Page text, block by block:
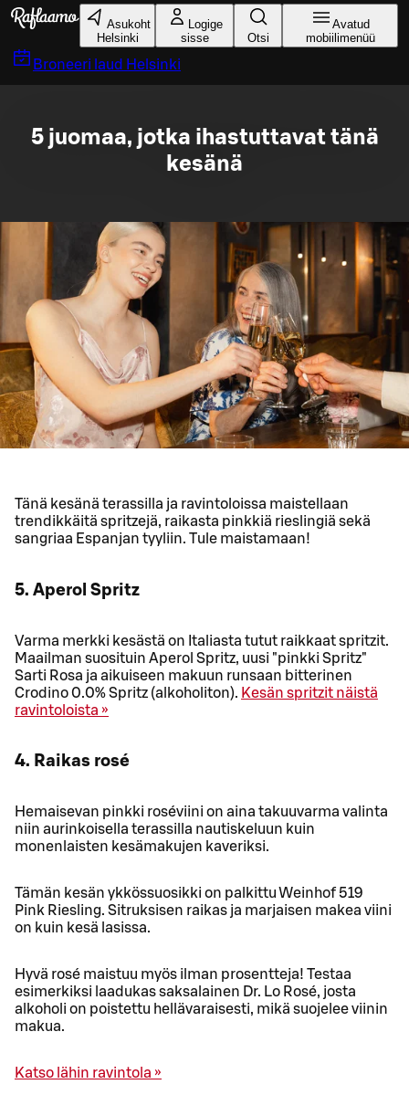
Liigu peamise sisu juurde
Asukoht
Helsinki
Logige
sisse
Otsi
Avatud
mobiilimenüü
Broneeri laud Helsinki
5 juomaa, jotka ihastuttavat tänä
kesänä
Tänä kesänä terassilla ja ravintoloissa maistellaan
trendikkäitä spritzejä, raikasta pinkkiä rieslingiä sekä
sangriaa Espanjan tyyliin. Tule maistamaan!
5. Aperol Spritz
Varma merkki kesästä on Italiasta tutut raikkaat spritzit.
Maailman suosituin Aperol Spritz, uusi "pinkki Spritz"
Sarti Rosa ja aikuiseen makuun runsaan bitterinen
Crodino 0.0% Spritz (alkoholiton). Kesän spritzit näistä
ravintoloista »
4. Raikas rosé
Hemaisevan pinkki roséviini on aina takuuvarma valinta
niin aurinkoisella terassilla nautiskeluun kuin
monenlaisten kesämakujen kaveriksi.
Tämän kesän ykkössuosikki on palkittu Weinhof 519
Pink Riesling. Sitruksisen raikas ja marjaisen makea viini
on kuin kesä lasissa.
Hyvä rosé maistuu myös ilman prosentteja! Testaa
esimerkiksi laadukas saksalainen Dr. Lo Rosé, josta
alkoholi on poistettu hellävaraisesti, mikä suojelee viinin
makua.
Katso lähin ravintola »